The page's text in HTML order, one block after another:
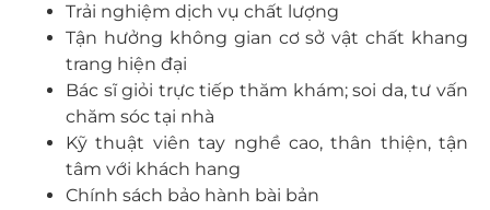
Trải nghiệm dịch vụ chất lượng
Tận hưởng không gian cơ sở vật chất khang
trang hiện đại
Bác sĩ giỏi trực tiếp thăm khám; soi da, tư vấn
chăm sóc tại nhà
Kỹ thuật viên tay nghề cao, thân thiện, tận
tâm với khách hang
Chính sách bảo hành bài bản